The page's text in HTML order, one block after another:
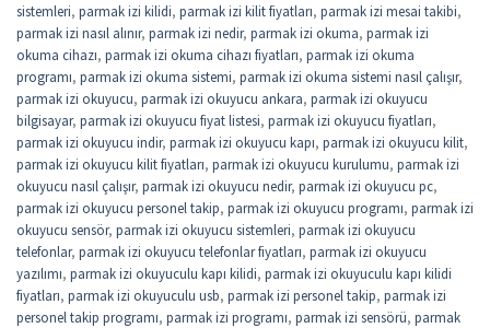
sistemleri, parmak izi kilidi, parmak izi kilit fiyatları, parmak izi mesai takibi,
parmak izi nasıl alınır, parmak izi nedir, parmak izi okuma, parmak izi
okuma cihazı, parmak izi okuma cihazı fiyatları, parmak izi okuma
programı, parmak izi okuma sistemi, parmak izi okuma sistemi nasıl çalışır,
parmak izi okuyucu, parmak izi okuyucu ankara, parmak izi okuyucu
bilgisayar, parmak izi okuyucu fiyat listesi, parmak izi okuyucu fiyatları,
parmak izi okuyucu indir, parmak izi okuyucu kapı, parmak izi okuyucu kilit,
parmak izi okuyucu kilit fiyatları, parmak izi okuyucu kurulumu, parmak izi
okuyucu nasıl çalışır, parmak izi okuyucu nedir, parmak izi okuyucu pc,
parmak izi okuyucu personel takip, parmak izi okuyucu programı, parmak izi
okuyucu sensör, parmak izi okuyucu sistemleri, parmak izi okuyucu
telefonlar, parmak izi okuyucu telefonlar fiyatları, parmak izi okuyucu
yazılımı, parmak izi okuyuculu kapı kilidi, parmak izi okuyuculu kapı kilidi
fiyatları, parmak izi okuyuculu usb, parmak izi personel takip, parmak izi
personel takip programı, parmak izi programı, parmak izi sensörü, parmak